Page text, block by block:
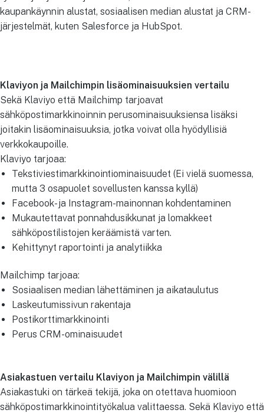
kaupankäynnin alustat, sosiaalisen median alustat ja CRM-
järjestelmät, kuten Salesforce ja HubSpot.
Klaviyon ja Mailchimpin lisäominaisuuksien vertailu
Sekä Klaviyo että Mailchimp tarjoavat
sähköpostimarkkinoinnin perusominaisuuksiensa lisäksi
joitakin lisäominaisuuksia, jotka voivat olla hyödyllisiä
verkkokaupoille.
Klaviyo tarjoaa:
Tekstiviestimarkkinointiominaisuudet (Ei vielä suomessa,
mutta 3 osapuolet sovellusten kanssa kyllä)
Facebook- ja Instagram-mainonnan kohdentaminen
Mukautettavat ponnahdusikkunat ja lomakkeet
sähköpostilistojen keräämistä varten.
Kehittynyt raportointi ja analytiikka
Mailchimp tarjoaa:
Sosiaalisen median lähettäminen ja aikataulutus
Laskeutumissivun rakentaja
Postikorttimarkkinointi
Perus CRM-ominaisuudet
Asiakastuen vertailu Klaviyon ja Mailchimpin välillä
Asiakastuki on tärkeä tekijä, joka on otettava huomioon
sähköpostimarkkinointityökalua valittaessa. Sekä Klaviyo että